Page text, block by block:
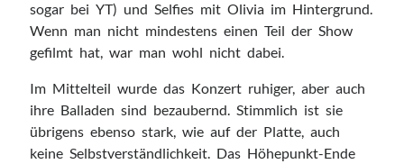
sogar bei YT) und Selfies mit Olivia im Hintergrund.
Wenn man nicht mindestens einen Teil der Show
gefilmt hat, war man wohl nicht dabei.
Im Mittelteil wurde das Konzert ruhiger, aber auch
ihre Balladen sind bezaubernd. Stimmlich ist sie
übrigens ebenso stark, wie auf der Platte, auch
keine Selbstverständlichkeit. Das Höhepunkt-Ende